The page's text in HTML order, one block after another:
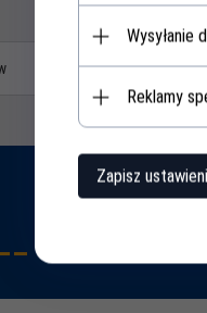
Wysyłanie
Reklamy
Zapisz